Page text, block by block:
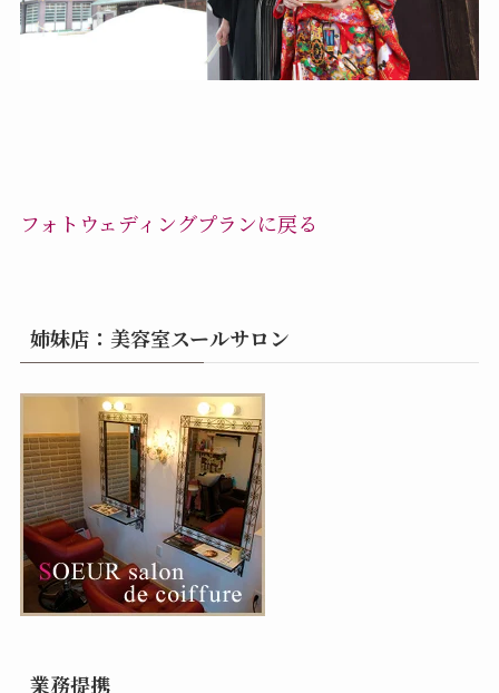
フォトウェディングプランに戻る
姉妹店：美容室スールサロン
業務提携